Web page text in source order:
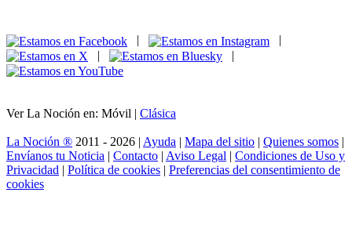
|
|
Ver La Noción en: Móvil | Clásica
La Noción ® 2011 - 2026 | Ayuda | Mapa del sitio | Quienes somos |
Envíanos tu Noticia | Contacto | Aviso Legal | Condiciones de Uso y
Privacidad | Política de cookies | Preferencias del consentimiento de
cookies